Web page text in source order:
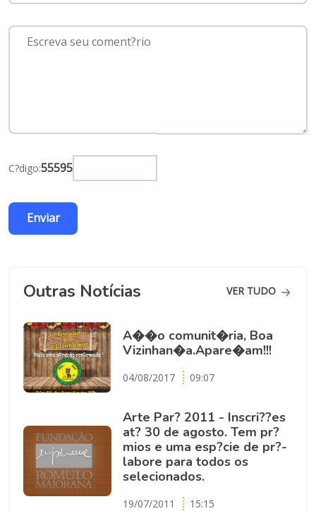
C?digo:55595
Outras Notícias VER TUDO
A��o comunit�ria, Boa
Vizinhan�a.Apare�am!!!
04/08/2017 09:07
Arte Par? 2011 - Inscri??es
at? 30 de agosto. Tem pr?
mios e uma esp?cie de pr?-
labore para todos os
selecionados.
19/07/2011 15:15